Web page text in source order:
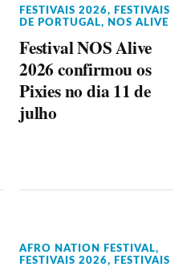
FESTIVAIS 2026,
FESTIVAIS
DE PORTUGAL, NOS ALIVE
Festival NOS Alive
2026 confirmou os
Pixies no dia 11 de
julho
AFRO NATION FESTIVAL,
FESTIVAIS 2026,
FESTIVAIS